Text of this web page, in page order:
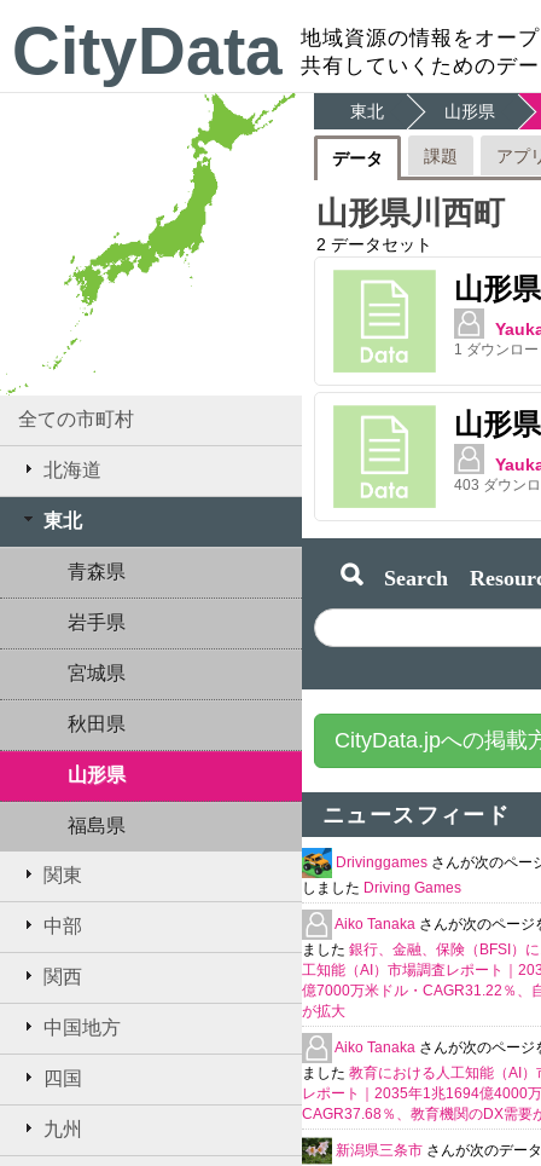
CityData
地域資源の情報をオー
共有していくためのデ
全ての市町村
北海道
東北
青森県
岩手県
宮城県
秋田県
山形県
福島県
関東
中部
関西
中国地方
四国
九州
東北 山形県
データ 課題 アプ
山形県川西町
2 データセット
山形
1 ダウンロ
山形
403 ダウン
Search
CityData.jpへの掲載
ニュースフィード
Drivinggames さんが次のペー
しました Driving Games
Aiko Tanaka さんが次のページ
ました 銀行、金融、保険（BFSI）
工知能（AI）市場調査レポート｜
億7000万米ドル・CAGR31.22％、
が拡大
Aiko Tanaka さんが次のページ
ました 教育における人工知能（AI）
レポート｜2035年1兆1694億4000
CAGR37.68％、教育機関のDX需要
新潟県三条市 さんが次のデー